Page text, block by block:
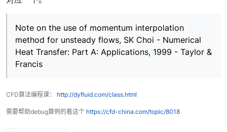
Note on the use of momentum interpolation
method for unsteady flows, SK Choi - Numerical
Heat Transfer: Part A: Applications, 1999 - Taylor &
Francis
CFD算法编程课： http://dyfluid.com/class.html
需要帮助debug算例的看这个 https://cfd-china.com/topic/8018